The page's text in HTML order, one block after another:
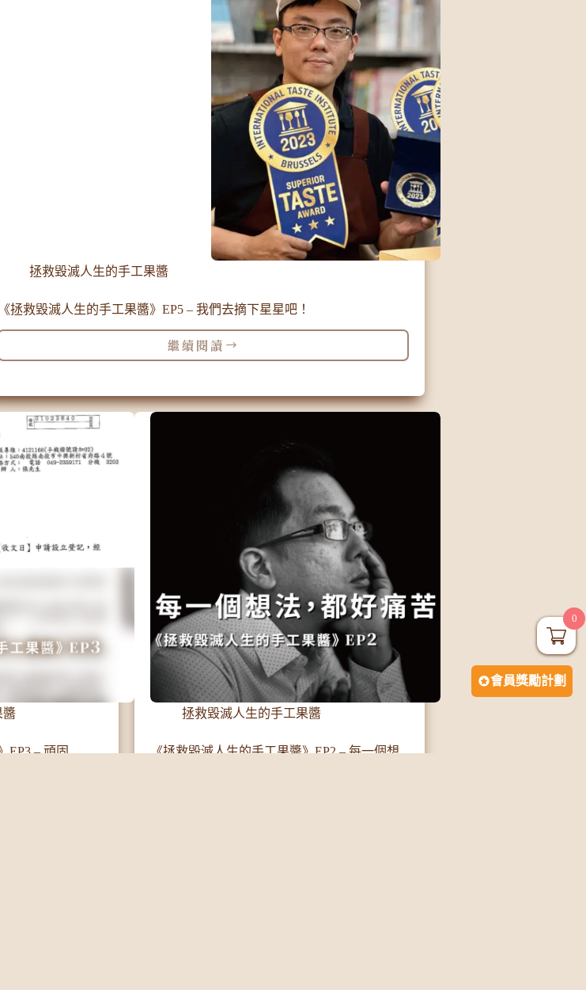
拯救毀滅人生的手工果醬
《拯救毀滅人生的手工果醬》EP5 – 我們去摘下星星吧！
繼續閱讀
醬
EP3 – 頑固
拯救毀滅人生的手工果醬
《拯救毀滅人生的手工果醬》EP2 – 每一個想
會員獎勵計劃
0